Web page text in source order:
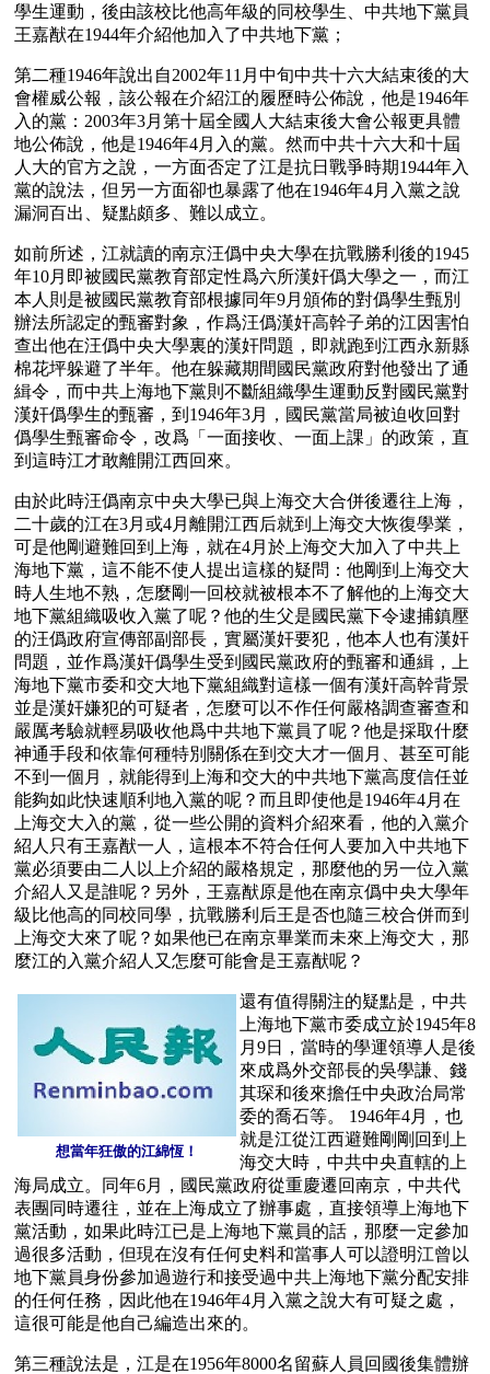
學生運動，後由該校比他高年級的同校學生、中共地下黨員
王嘉猷在1944年介紹他加入了中共地下黨；
第二種1946年說出自2002年11月中旬中共十六大結束後的大
會權威公報，該公報在介紹江的履歷時公佈說，他是1946年
入的黨：2003年3月第十屆全國人大結束後大會公報更具體
地公佈說，他是1946年4月入的黨。然而中共十六大和十屆
人大的官方之說，一方面否定了江是抗日戰爭時期1944年入
黨的說法，但另一方面卻也暴露了他在1946年4月入黨之說
漏洞百出、疑點頗多、難以成立。
如前所述，江就讀的南京汪僞中央大學在抗戰勝利後的1945
年10月即被國民黨教育部定性爲六所漢奸僞大學之一，而江
本人則是被國民黨教育部根據同年9月頒佈的對僞學生甄別
辦法所認定的甄審對象，作爲汪僞漢奸高幹子弟的江因害怕
查出他在汪僞中央大學裏的漢奸問題，即就跑到江西永新縣
棉花坪躲避了半年。他在躲藏期間國民黨政府對他發出了通
緝令，而中共上海地下黨則不斷組織學生運動反對國民黨對
漢奸僞學生的甄審，到1946年3月，國民黨當局被迫收回對
僞學生甄審命令，改爲「一面接收、一面上課」的政策，直
到這時江才敢離開江西回來。
由於此時汪僞南京中央大學已與上海交大合併後遷往上海，
二十歲的江在3月或4月離開江西后就到上海交大恢復學業，
可是他剛避難回到上海，就在4月於上海交大加入了中共上
海地下黨，這不能不使人提出這樣的疑問：他剛到上海交大
時人生地不熟，怎麼剛一回校就被根本不了解他的上海交大
地下黨組織吸收入黨了呢？他的生父是國民黨下令逮捕鎮壓
的汪僞政府宣傳部副部長，實屬漢奸要犯，他本人也有漢奸
問題，並作爲漢奸僞學生受到國民黨政府的甄審和通緝，上
海地下黨市委和交大地下黨組織對這樣一個有漢奸高幹背景
並是漢奸嫌犯的可疑者，怎麼可以不作任何嚴格調查審查和
嚴厲考驗就輕易吸收他爲中共地下黨員了呢？他是採取什麼
神通手段和依靠何種特別關係在到交大才一個月、甚至可能
不到一個月，就能得到上海和交大的中共地下黨高度信任並
能夠如此快速順利地入黨的呢？而且即使他是1946年4月在
上海交大入的黨，從一些公開的資料介紹來看，他的入黨介
紹人只有王嘉猷一人，這根本不符合任何人要加入中共地下
黨必須要由二人以上介紹的嚴格規定，那麼他的另一位入黨
介紹人又是誰呢？另外，王嘉猷原是他在南京僞中央大學年
級比他高的同校同學，抗戰勝利后王是否也隨三校合併而到
上海交大來了呢？如果他已在南京畢業而未來上海交大，那
麼江的入黨介紹人又怎麼可能會是王嘉猷呢？
想當年狂傲的江綿恆！
還有值得關注的疑點是，中共
上海地下黨市委成立於1945年8
月9日，當時的學運領導人是後
來成爲外交部長的吳學謙、錢
其琛和後來擔任中央政治局常
委的喬石等。 1946年4月，也
就是江從江西避難剛剛回到上
海交大時，中共中央直轄的上
海局成立。同年6月，國民黨政府從重慶遷回南京，中共代
表團同時遷往，並在上海成立了辦事處，直接領導上海地下
黨活動，如果此時江已是上海地下黨員的話，那麼一定參加
過很多活動，但現在沒有任何史料和當事人可以證明江曾以
地下黨員身份參加過遊行和接受過中共上海地下黨分配安排
的任何任務，因此他在1946年4月入黨之說大有可疑之處，
這很可能是他自己編造出來的。
第三種說法是，江是在1956年8000名留蘇人員回國後集體辦